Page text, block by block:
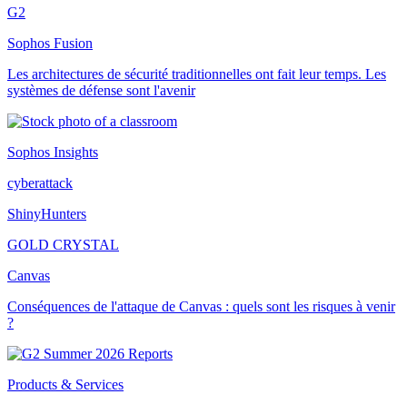
G2
Sophos Fusion
Les architectures de sécurité traditionnelles ont fait leur temps. Les
systèmes de défense sont l'avenir
Sophos Insights
cyberattack
ShinyHunters
GOLD CRYSTAL
Canvas
Conséquences de l'attaque de Canvas : quels sont les risques à venir
?
Products & Services